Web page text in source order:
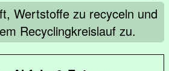
Wertstoffe zu recyceln und
Recyclingkreislauf zu.